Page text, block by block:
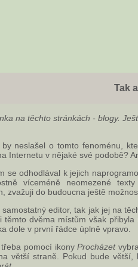
Tak
na těchto stránkách - blogy.
by neslašel o tomto fenoménu,
Internetu v nějaké své podobě?
se odhodlával k jejich
víceméně neomezené
zvažuji do budoucna ještě
editor, tak jak jej na
těmto dvěma místům však
dole v první řádce úplně vpravo.
třeba pomocí ikonyProcházet
větší straně. Pokud bude větší,